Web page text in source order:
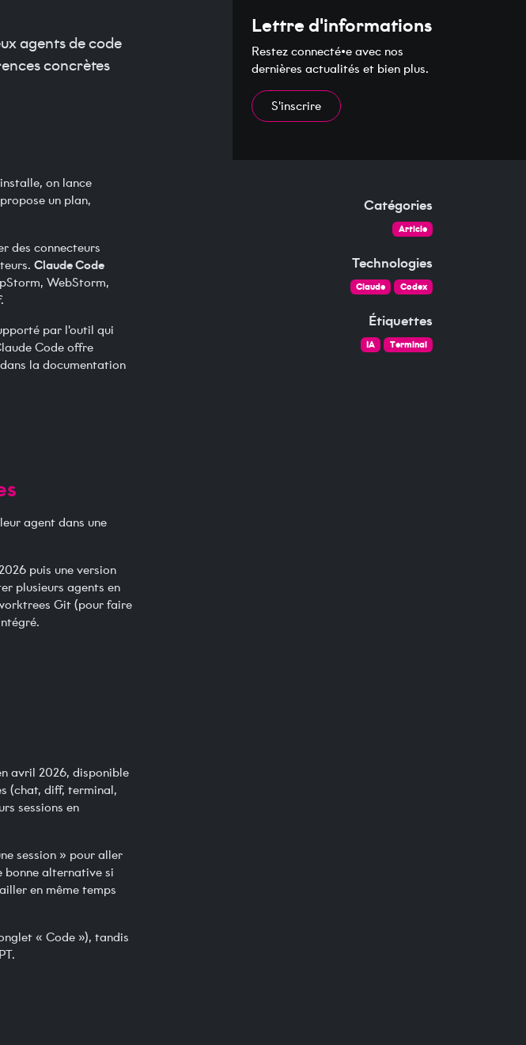
agents de code
concrètes
on lance
un plan,
des connecteurs
Claude Code
WebStorm,
par l'outil qui
Code offre
la documentation
agent dans une
puis une version
plusieurs agents en
Git (pour faire
avril 2026, disponible
(chat, diff, terminal,
sessions en
session » pour aller
bonne alternative si
en même temps
« Code »), tandis
Lettre d'informations
Restez connecté•e avec nos
dernières actualités et bien plus.
S'inscrire
Catégories
Article
Technologies
Claude Codex
Étiquettes
IA Terminal